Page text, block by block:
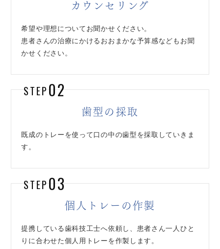
カウンセリング
希望や理想についてお聞かせください。
患者さんの治療にかけるおおまかな予算感などもお聞
かせください。
STEP02
歯型の採取
既成のトレーを使って口の中の歯型を採取していきま
す。
STEP03
個人トレーの作製
提携している歯科技工士へ依頼し、患者さん一人ひと
りに合わせた個人用トレーを作製します。